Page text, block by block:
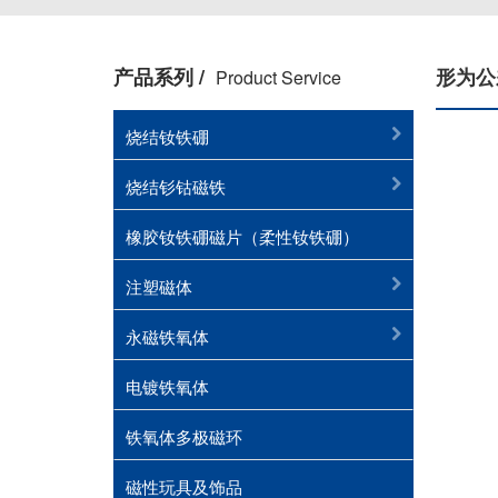
产品系列 / Product Service
烧结钕铁硼
烧结钐钴磁铁
橡胶钕铁硼磁片（柔性钕铁硼）
注塑磁体
永磁铁氧体
电镀铁氧体
铁氧体多极磁环
磁性玩具及饰品
形为